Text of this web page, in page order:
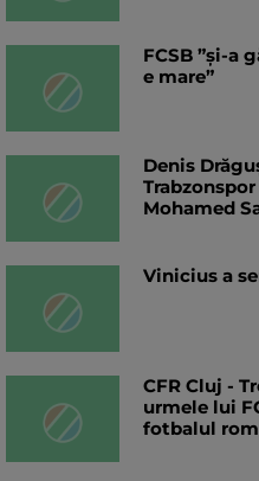
FCSB ”și-a
e mare”
Denis
Mohamed
Vinicius a
CFR Cluj -
urmele lui
fotbalul